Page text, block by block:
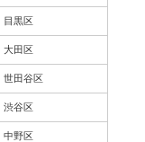
目黒区
大田区
世田谷区
渋谷区
中野区